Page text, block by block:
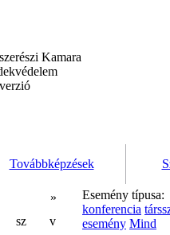
Kamara
Továbbképzések
»
sz
v
Esemény típusa:
konferencia
esemény Mind